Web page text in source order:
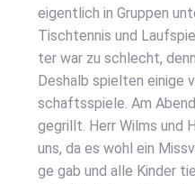
eigent­lich in Grup­pen
Tisch­ten­nis und
ter war zu schlecht,
Des­halb spiel­ten eini­ge
schafts­spie­le. Am
gegrillt. Herr Wilms und
uns, da es wohl ein
ge gab und alle Kin­der